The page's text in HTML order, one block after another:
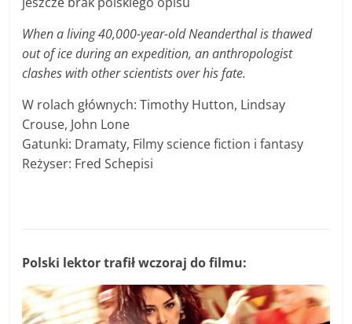
When a living 40,000-year-old Neanderthal is thawed
out of ice during an expedition, an anthropologist
clashes with other scientists over his fate.
W rolach głównych: Timothy Hutton, Lindsay
Crouse, John Lone
Gatunki: Dramaty, Filmy science fiction i fantasy
Reżyser: Fred Schepisi
Polski lektor trafił wczoraj do filmu: